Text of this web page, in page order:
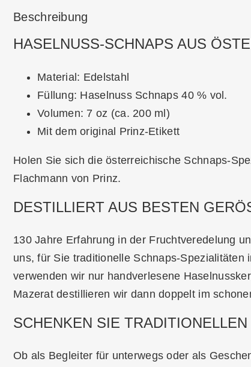
Beschreibung
HASELNUSS-SCHNAPS AUS
Material: Edelstahl
Füllung: Haselnuss Schnaps 40 % vol.
Volumen: 7 oz (ca. 200 ml)
Mit dem original Prinz-Etikett
Holen Sie sich die österreichische Schnaps-
Flachmann von Prinz.
DESTILLIERT AUS BESTEN
130 Jahre Erfahrung in der Fruchtveredelung
uns, für Sie traditionelle Schnaps-
verwenden wir nur handverlesene
Mazerat destillieren wir dann doppelt im
SCHENKEN SIE
Ob als Begleiter für unterwegs oder als